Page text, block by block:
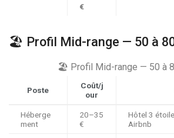
€
🏖️ Profil Mid-range — 50 à
🏖️ Profil Mid-range — 50 à
Poste
Coût/j
our
Héberge
ment
20–35
€
Hôtel 3
Airbnb